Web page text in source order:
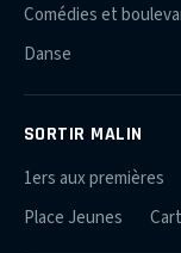
Comédies et
Danse
SORTIR MALIN
1ers aux premières
Place Jeunes